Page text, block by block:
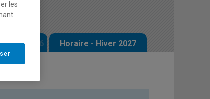
2026 Horaire - Hiver 2027
les